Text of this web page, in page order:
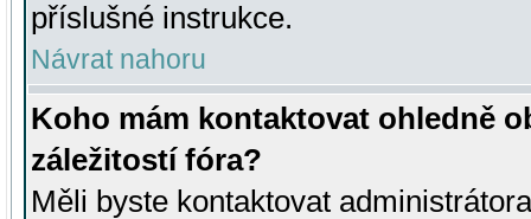
příslušné instrukce.
Návrat nahoru
Koho mám kontaktovat ohledně
záležitostí fóra?
Měli byste kontaktovat